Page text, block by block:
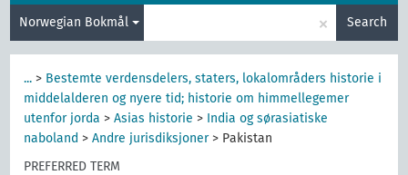
Norwegian Bokmål × Search
... > Bestemte verdensdelers, staters, lokalområders historie i
middelalderen og nyere tid; historie om himmellegemer
utenfor jorda >Asias historie > India og sørasiatiske
naboland >Andre jurisdiksjoner> Pakistan
PREFERRED TERM